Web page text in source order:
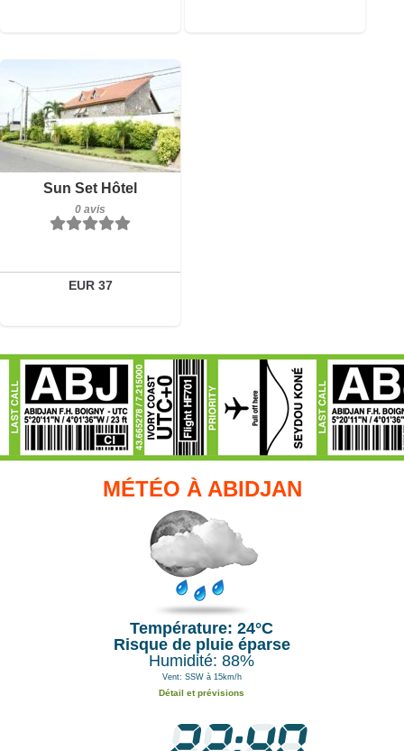
Sun Set Hôtel
0 avis
EUR 37
0 avis
Détails
Réserver
MÉTÉO À ABIDJAN
Température: 24°C
Risque de pluie éparse
Humidité: 88%
Vent: SSW à 15km/h
Détail et prévisions